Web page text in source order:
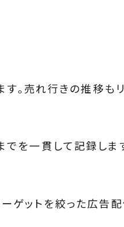
す。売れ行きの推移も
を一貫して記録しま
ゲットを絞った広告